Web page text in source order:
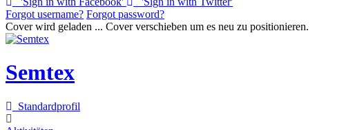
Forgot username? Forgot password?
Cover wird geladen ... Cover verschieben um es neu zu positionieren.
Semtex
Standardprofil